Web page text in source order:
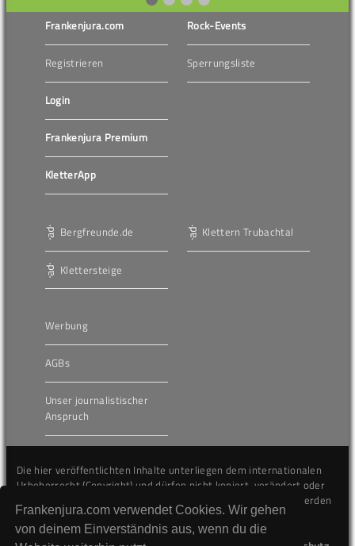
Frankenjura.com verwendet Cookies. Wir gehen
von deinem Einverständnis aus, wenn du die
Frankenjura.com
Registrieren
Login
Frankenjura Premium
KletterApp
Rock-Events
Sperrungsliste
Bergfreunde.de
Klettersteige
Klettern Trubachtal
Werbung
AGBs
Unser journalistischer
Anspruch
Die hier veröffentlichten Inhalte unterliegen dem internationalen
Urheberrecht (Copyright) und dürfen nicht kopiert, verändert oder
unverändert wiederveröffentlicht werden. Gegen Verstöße werden
wir auf juristischem Wege vorgehen.